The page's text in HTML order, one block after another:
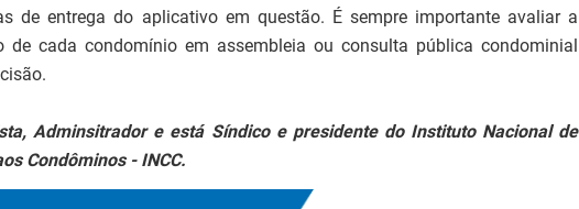
de entrega do aplicativo em questão. É sempre importante avaliar a
de cada condomínio em assembleia ou consulta pública condominial
Adminsitrador e está Síndico e presidente do Instituto Nacional de
Condôminos - INCC.